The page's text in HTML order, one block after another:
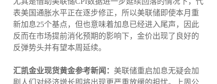
表美国通胀水平正在逐步修正，所以美联储即使本月重
新加息25个基点，但也意味着加息已经进入尾声，因此
反而在市场提前消化预期的影响下，金价出现了良好的
反弹势头并有望本周延续。
汇凯金业现货黄金参考新闻： 美联储重启加息无疑会加